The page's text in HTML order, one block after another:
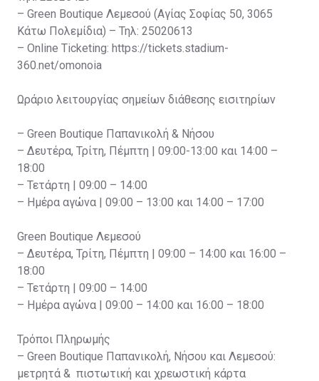
– Green Boutique Λεμεσού (Αγίας Σοφίας 50, 3065
Κάτω Πολεμίδια) – Τηλ: 25020613
– Online Ticketing: https://tickets.stadium-
360.net/omonoia
Ωράριο λειτουργίας σημείων διάθεσης εισιτηρίων
– Green Boutique Παπανικολή & Νήσου
– Δευτέρα, Τρίτη, Πέμπτη | 09:00-13:00 και 14:00 –
18:00
– Τετάρτη | 09:00 – 14:00
– Ημέρα αγώνα | 09:00 – 13:00 και 14:00 – 17:00
Green Boutique Λεμεσού
– Δευτέρα, Τρίτη, Πέμπτη | 09:00 – 14:00 και 16:00 –
18:00
– Τετάρτη | 09:00 – 14:00
– Ημέρα αγώνα | 09:00 – 14:00 και 16:00 – 18:00
Τρόποι Πληρωμής
– Green Boutique Παπανικολή, Νήσου και Λεμεσού:
μετρητά & πιστωτική και χρεωστική κάρτα